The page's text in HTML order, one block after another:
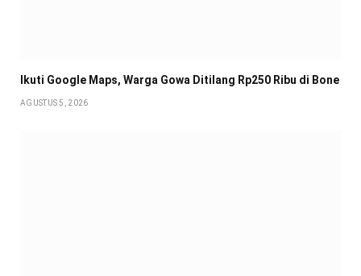
Ikuti Google Maps, Warga Gowa Ditilang Rp250 Ribu di Bone
AGUSTUS 5, 2026